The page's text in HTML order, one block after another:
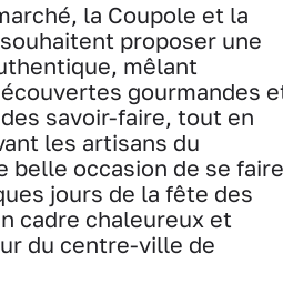
la Coupole et la
souhaitent proposer une
mêlant
gourmandes
savoir-faire, tout en
les artisans du
belle occasion de se faire
jours de la fête des
cadre chaleureux et
du centre-ville de